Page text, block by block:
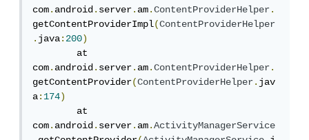
com.android.server.am.ContentProviderHelper.
getContentProviderImpl(ContentProviderHelper
.java:200)
	at
com.android.server.am.ContentProviderHelper.
getContentProvider(ContentProviderHelper.jav
a:174)
	at
com.android.server.am.ActivityManagerService